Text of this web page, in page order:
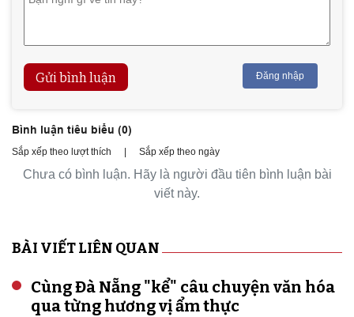
Gửi bình luận Đăng nhập
Bình luận tiêu biểu (0)
Sắp xếp theo lượt thích Sắp xếp theo ngày
Chưa có bình luận. Hãy là người đầu tiên bình luận bài
viết này.
BÀI VIẾT LIÊN QUAN
Cùng Đà Nẵng "kể" câu chuyện văn hóa
qua từng hương vị ẩm thực